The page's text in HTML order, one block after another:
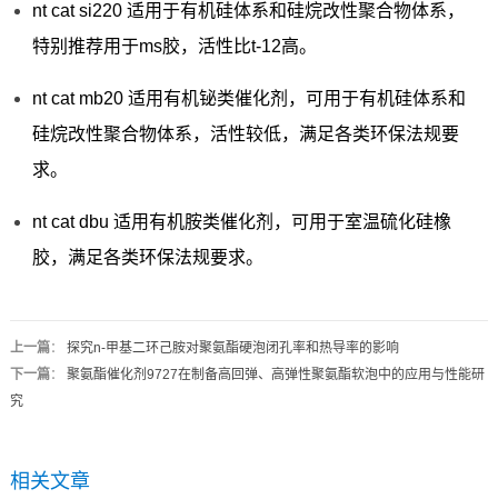
nt cat si220 适用于有机硅体系和硅烷改性聚合物体系，
特别推荐用于ms胶，活性比t-12高。
nt cat mb20 适用有机铋类催化剂，可用于有机硅体系和
硅烷改性聚合物体系，活性较低，满足各类环保法规要
求。
nt cat dbu 适用有机胺类催化剂，可用于室温硫化硅橡
胶，满足各类环保法规要求。
上一篇： 探究n-甲基二环己胺对聚氨酯硬泡闭孔率和热导率的影响
下一篇： 聚氨酯催化剂9727在制备高回弹、高弹性聚氨酯软泡中的应用与性能研
究
相关文章